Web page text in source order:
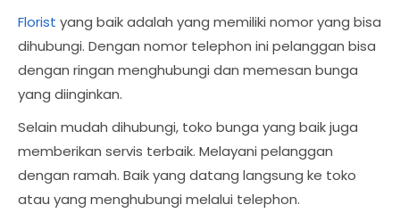
Florist yang baik adalah yang memiliki nomor yang bisa
dihubungi. Dengan nomor telephon ini pelanggan bisa
dengan ringan menghubungi dan memesan bunga
yang diinginkan.
Selain mudah dihubungi, toko bunga yang baik juga
memberikan servis terbaik. Melayani pelanggan
dengan ramah. Baik yang datang langsung ke toko
atau yang menghubungi melalui telephon.